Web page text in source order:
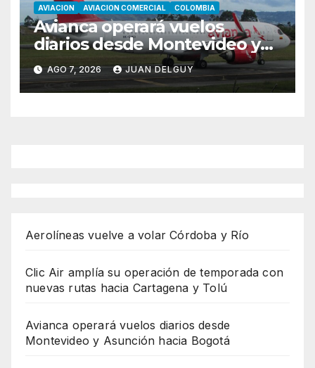
AVIACION AVIACION COMERCIAL COLOMBIA
Avianca operará vuelos
diarios desde Montevideo y
Asunción hacia Bogotá
AGO 7, 2026 JUAN DELGUY
Aerolíneas vuelve a volar Córdoba y Río
Clic Air amplía su operación de temporada con
nuevas rutas hacia Cartagena y Tolú
Avianca operará vuelos diarios desde
Montevideo y Asunción hacia Bogotá